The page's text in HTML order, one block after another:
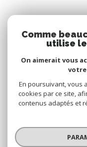
Nous
©
Nos honoraires
Comme
utilise
On aimerait vous
En poursuivant, vous
cookies par ce site,
contenus adaptés et